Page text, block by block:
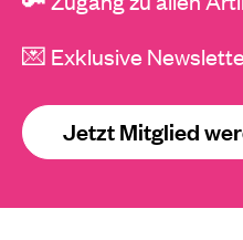
💌 Exklusive
Jetzt Mitglied